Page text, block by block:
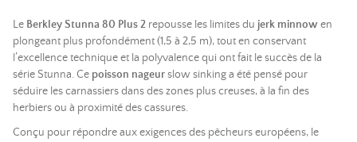
Le Berkley Stunna 80 Plus 2 repousse les limites du jerk minnow en
plongeant plus profondément (1,5 à 2,5 m), tout en conservant
l’excellence technique et la polyvalence qui ont fait le succès de la
série Stunna. Ce poisson nageurslow sinking a été pensé pour
séduire les carnassiers dans des zones plus creuses, à la fin des
herbiers ou à proximité des cassures.
Conçu pour répondre aux exigences des pêcheurs européens, le